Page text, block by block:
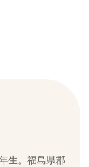
生。福島県郡